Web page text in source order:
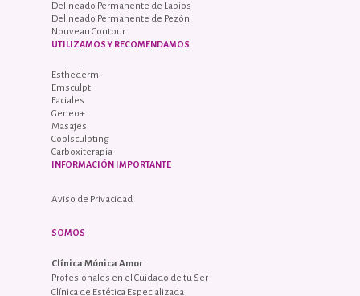
Delineado Permanente de Labios
Delineado Permanente de Pezón
Nouveau Contour
UTILIZAMOS Y RECOMENDAMOS
Esthederm
Emsculpt
Faciales
Geneo+
Masajes
Coolsculpting
Carboxiterapia
INFORMACIÓN IMPORTANTE
Aviso de Privacidad
SOMOS
Clínica Mónica Amor
Profesionales en el Cuidado de tu Ser
Clínica de Estética Especializada